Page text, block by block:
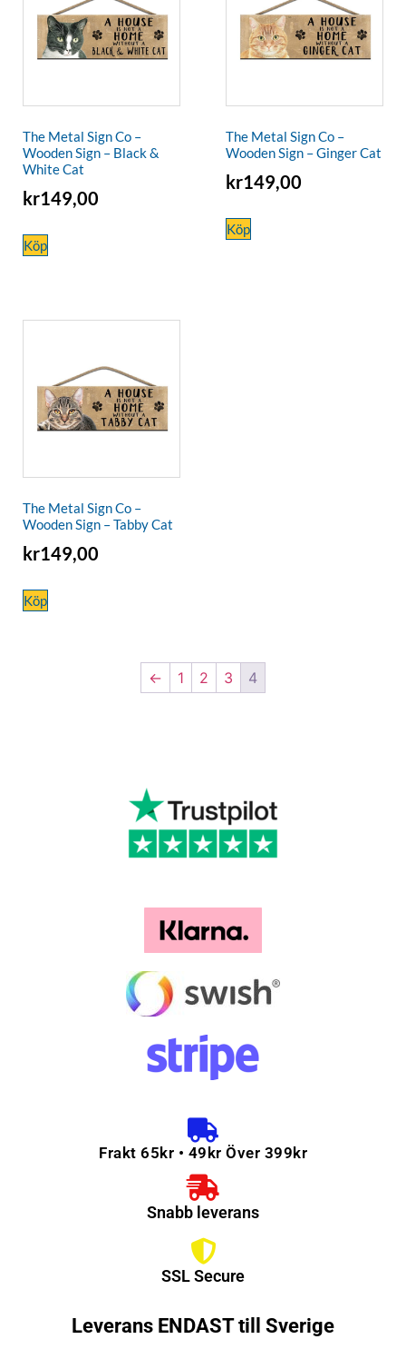
The Metal Sign Co –
Wooden Sign – Black &
White Cat
kr149,00
Köp
The Metal Sign Co –
Wooden Sign – Ginger Cat
kr149,00
Köp
The Metal Sign Co –
Wooden Sign – Tabby Cat
kr149,00
Köp
← 1 2 3 4
Frakt 65kr • 49kr Över 399kr
Snabb leverans
SSL Secure
Leverans ENDAST till Sverige